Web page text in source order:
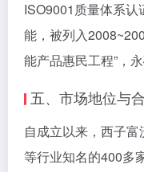
ISO9001质量体系
能，被列入
能产品惠民工程”，
五、市场地位与
自成立以来，西子
等行业知名的400多